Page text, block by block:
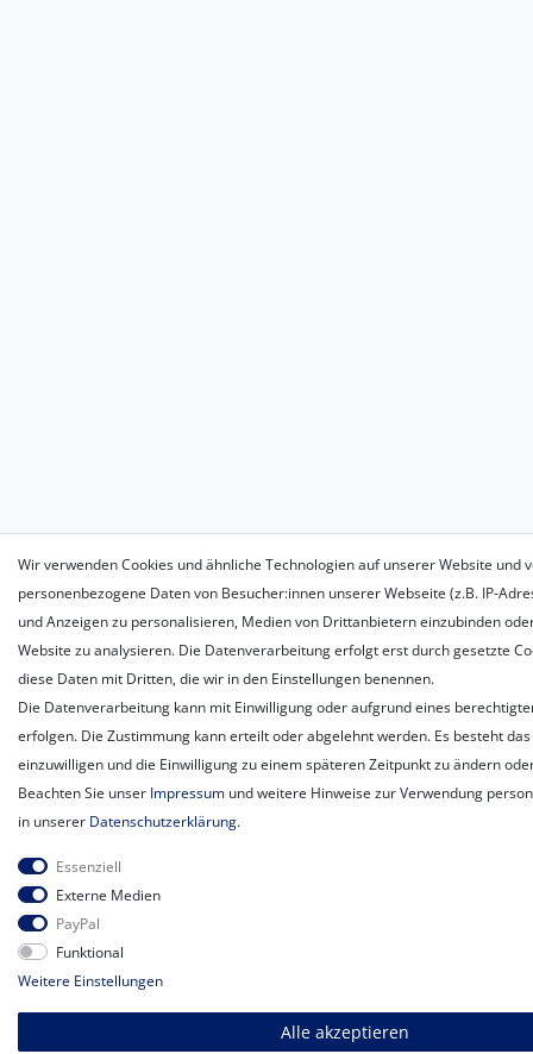
Wir verwenden Cookies und ähnliche Technologien auf unserer Website und
personenbezogene Daten von Besucher:innen unserer Webseite (z.B. IP-
und Anzeigen zu personalisieren, Medien von Drittanbietern einzubinden
Website zu analysieren. Die Datenverarbeitung erfolgt erst durch gesetzte
diese Daten mit Dritten, die wir in den Einstellungen benennen.
Die Datenverarbeitung kann mit Einwilligung oder aufgrund eines
erfolgen. Die Zustimmung kann erteilt oder abgelehnt werden. Es besteht das
einzuwilligen und die Einwilligung zu einem späteren Zeitpunkt zu ändern
Beachten Sie unser Impressum und weitere Hinweise zur Verwendung
in unserer Daten­schutz­erklärung.
Essenziell
Externe Medien
PayPal
Funktional
Weitere Einstellungen
Alle akzeptieren